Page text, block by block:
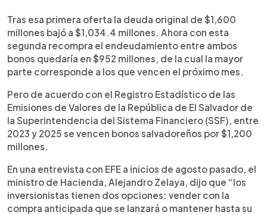
Tras esa primera oferta la deuda original de $1,600
millones bajó a $1,034.4 millones. Ahora con esta
segunda recompra el endeudamiento entre ambos
bonos quedaría en $952 millones, de la cual la mayor
parte corresponde a los que vencen el próximo mes.
Pero de acuerdo con el Registro Estadístico de las
Emisiones de Valores de la República de El Salvador de
la Superintendencia del Sistema Financiero (SSF), entre
2023 y 2025 se vencen bonos salvadoreños por $1,200
millones.
En una entrevista con EFE a inicios de agosto pasado, el
ministro de Hacienda, Alejandro Zelaya, dijo que “los
inversionistas tienen dos opciones: vender con la
compra anticipada que se lanzará o mantener hasta su